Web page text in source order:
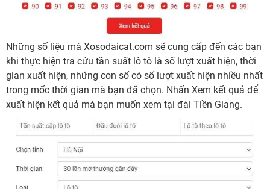
Những số liệu mà Xosodaicat.com sẽ cung cấp đến các bạn
khi thực hiện tra cứu tần suất lô tô là số lượt xuất hiện, thời
gian xuất hiện, những con số có số lượt xuất hiện nhiều nhất
trong mốc thời gian mà bạn đã chọn. Nhấn Xem kết quả để
xuất hiện kết quả mà bạn muốn xem tại đài Tiền Giang.